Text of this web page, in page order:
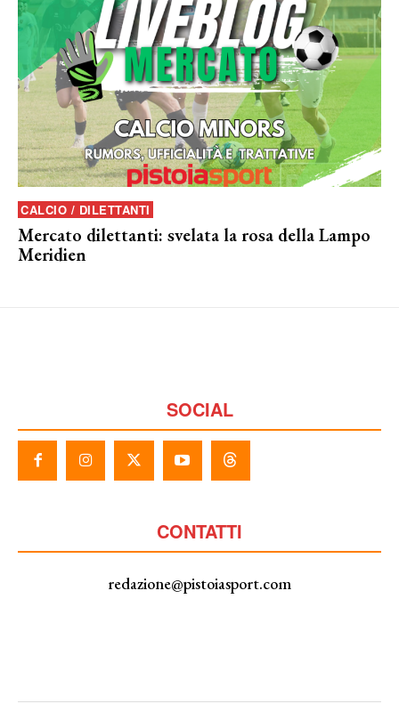
CALCIO / DILETTANTI
Mercato dilettanti: svelata la rosa della Lampo
Meridien
SOCIAL
CONTATTI
redazione@pistoiasport.com